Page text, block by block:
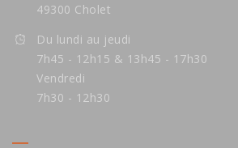
49300 Cholet
Du lundi au jeudi
7h45 - 12h15 & 13h45 - 17h30
Vendredi
7h30 - 12h30